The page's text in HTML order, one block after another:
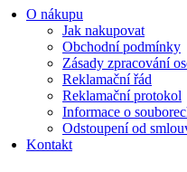
O nákupu
Jak nakupovat
Obchodní podmínky
Zásady zpracování
Reklamační řád
Reklamační protokol
Informace o
Odstoupení od
Kontakt